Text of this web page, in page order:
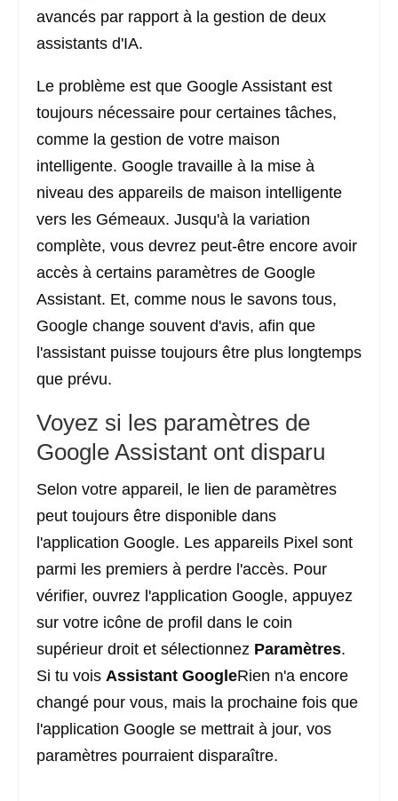
avancés par rapport à la gestion de deux
assistants d'IA.
Le problème est que Google Assistant est
toujours nécessaire pour certaines tâches,
comme la gestion de votre maison
intelligente. Google travaille à la mise à
niveau des appareils de maison intelligente
vers les Gémeaux. Jusqu'à la variation
complète, vous devrez peut-être encore avoir
accès à certains paramètres de Google
Assistant. Et, comme nous le savons tous,
Google change souvent d'avis, afin que
l'assistant puisse toujours être plus longtemps
que prévu.
Voyez si les paramètres de
Google Assistant ont disparu
Selon votre appareil, le lien de paramètres
peut toujours être disponible dans
l'application Google. Les appareils Pixel sont
parmi les premiers à perdre l'accès. Pour
vérifier, ouvrez l'application Google, appuyez
sur votre icône de profil dans le coin
supérieur droit et sélectionnez Paramètres.
Si tu vois Assistant GoogleRien n'a encore
changé pour vous, mais la prochaine fois que
l'application Google se mettrait à jour, vos
paramètres pourraient disparaître.